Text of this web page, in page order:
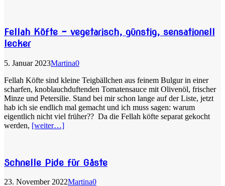
Fellah Köfte – vegetarisch, günstig, sensationell
lecker
5. Januar 2023Martina0
Fellah Köfte sind kleine Teigbällchen aus feinem Bulgur in einer
scharfen, knoblauchduftenden Tomatensauce mit Olivenöl, frischer
Minze und Petersilie. Stand bei mir schon lange auf der Liste, jetzt
hab ich sie endlich mal gemacht und ich muss sagen: warum
eigentlich nicht viel früher?? Da die Fellah köfte separat gekocht
werden, [weiter…]
Schnelle Pide für Gäste
23. November 2022Martina0